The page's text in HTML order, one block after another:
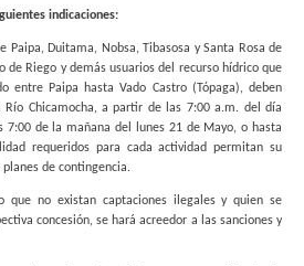
indicaciones:
Paipa, Duitama, Nobsa, Tibasosa y Santa Rosa de
de Riego y demás usuarios del recurso hídrico que
entre Paipa hasta Vado Castro (Tópaga), deben
Río Chicamocha, a partir de las 7:00 a.m. del día
7:00 de la mañana del lunes 21 de Mayo, o hasta
requeridos para cada actividad permitan su
de contingencia.
que no existan captaciones ilegales y quien se
concesión, se hará acreedor a las sanciones y